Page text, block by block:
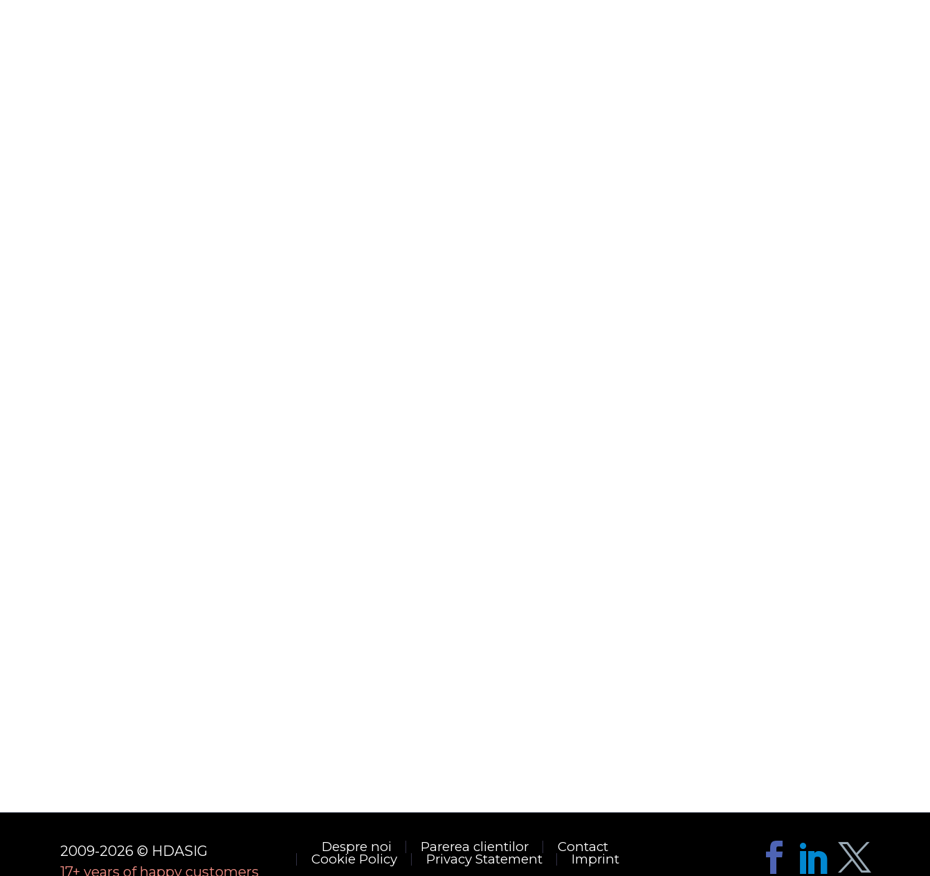
Despre noi Parerea clientilor Contact
Cookie Policy Privacy Statement Imprint
2009-2026 © HDASIG
17+ years of happy customers